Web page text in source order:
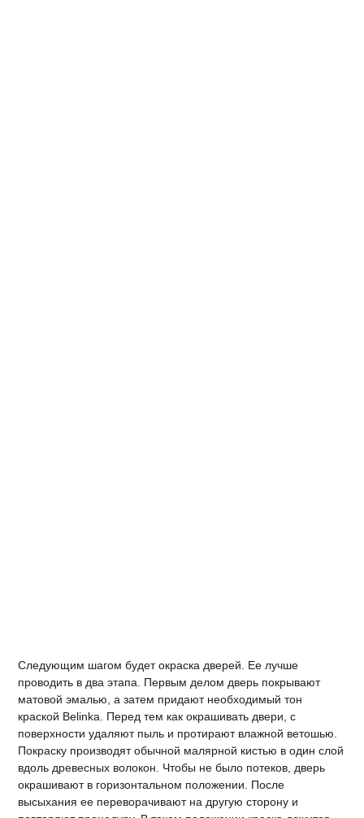
Следующим шагом будет окраска дверей. Ее лучше
проводить в два этапа. Первым делом дверь покрывают
матовой эмалью, а затем придают необходимый тон
краской Belinka. Перед тем как окрашивать двери, с
поверхности удаляют пыль и протирают влажной ветошью.
Покраску производят обычной малярной кистью в один слой
вдоль древесных волокон. Чтобы не было потеков, дверь
окрашивают в горизонтальном положении. После
высыхания ее переворачивают на другую сторону и